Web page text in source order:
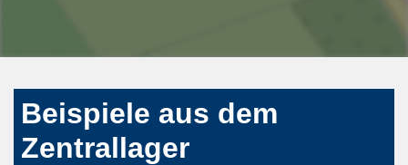
Beispiele aus dem
Zentrallager